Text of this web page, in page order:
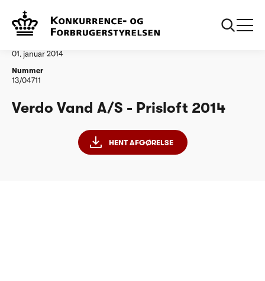
Vandtilsyn
01. januar 2014
Nummer
13/04711
Verdo Vand A/S - Prisloft 2014
HENT AFGØRELSE